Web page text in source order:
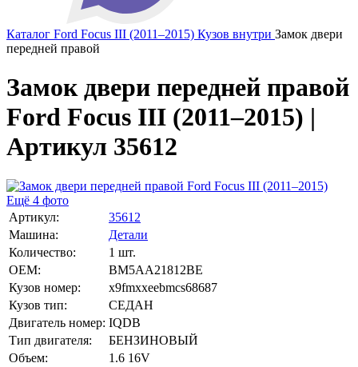
Каталог Ford Focus III (2011–2015) Кузов внутри Замок двери
передней правой
Замок двери передней правой
Ford Focus III (2011–2015) |
Артикул 35612
Ещё 4 фото
Артикул:
35612
Машина:
Детали
Количество:
1 шт.
OEM:
BM5AA21812BE
Кузов номер:
x9fmxxeebmcs68687
Кузов тип:
СЕДАН
Двигатель номер: IQDB
Тип двигателя:
БЕНЗИНОВЫЙ
Объем:
1.6 16V